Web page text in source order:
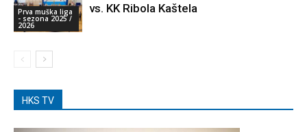
Prva muška liga
- sezona 2025 /
2026
vs. KK Ribola Kaštela
HKS TV